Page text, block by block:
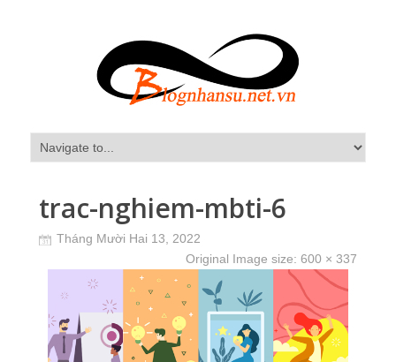
trac-nghiem-mbti-6
Tháng Mười Hai 13, 2022
Original Image size: 600 × 337